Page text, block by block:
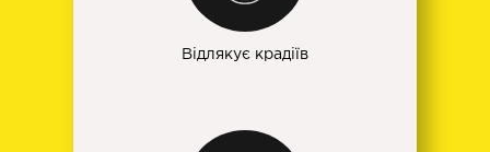
Відлякує крадіїв